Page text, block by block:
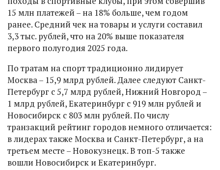
15 млн платежей – на 18% больше, чем годом
ранее. Средний чек на товары и услуги составил
3,3 тыс. рублей, что на 20% выше показателя
первого полугодия 2025 года.
По тратам на спорт традиционно лидирует
Москва – 15,9 млрд рублей. Далее следуют Санкт-
Петербург с 5,7 млрд рублей, Нижний Новгород –
1 млрд рублей, Екатеринбург с 919 млн рублей и
Новосибирск с 803 млн рублей. По числу
транзакций рейтинг городов немного отличается:
в лидерах также Москва и Санкт-Петербург, а на
третьем месте – Новокузнецк. В топ-5 также
вошли Новосибирск и Екатеринбург.